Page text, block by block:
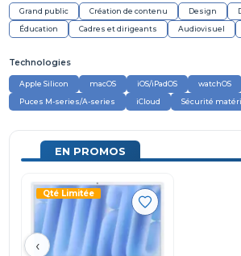
Grand public Création de contenu Design
Éducation
Cadres et dirigeants Audiovisuel
Technologies
Apple Silicon macOS iOS/iPadOS watchOS
Puces M-series/A-series
iCloud Sécurité
EN PROMOS
‹
Qté Limitée